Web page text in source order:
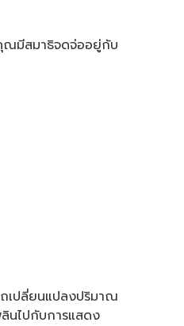
ณมีสมาธิจดจ่ออยู่กับ
เปลี่ยนแปลงปริมาณ
นไปกับการแสดง